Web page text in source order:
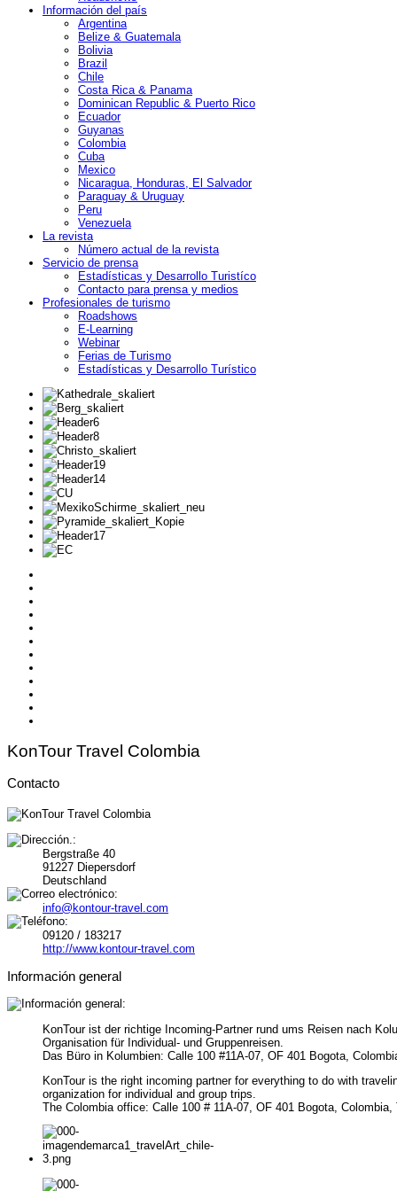
Información del país
Argentina
Belize & Guatemala
Bolivia
Brazil
Chile
Costa Rica & Panama
Dominican Republic & Puerto Rico
Ecuador
Guyanas
Colombia
Cuba
Mexico
Nicaragua, Honduras, El Salvador
Paraguay & Uruguay
Peru
Venezuela
La revista
Número actual de la revista
Servicio de prensa
Estadísticas y Desarrollo Turistíco
Contacto para prensa y medios
Profesionales de turismo
Roadshows
E-Learning
Webinar
Ferias de Turismo
Estadísticas y Desarrollo Turístico
KonTour Travel Colombia
Contacto
Bergstraße 40
91227 Diepersdorf
Deutschland
info@kontour-travel.com
09120 / 183217
http://www.kontour-travel.com
Información general
KonTour ist der richtige Incoming-Partner rund ums Reisen nach
Organisation für Individual- und Gruppenreisen.
Das Büro in Kolumbien: Calle 100 #11A-07, OF 401 Bogota,
KonTour is the right incoming partner for everything to do with
organization for individual and group trips.
The Colombia office: Calle 100 # 11A-07, OF 401 Bogota,